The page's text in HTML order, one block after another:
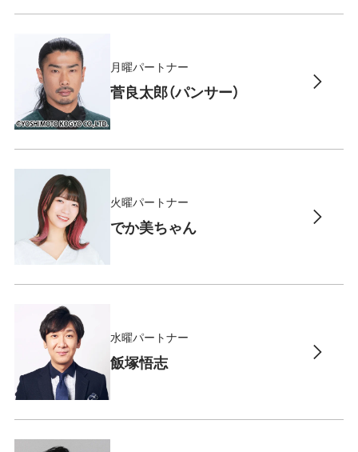
月曜パートナー
菅良太郎（パンサー）
火曜パートナー
でか美ちゃん
水曜パートナー
飯塚悟志